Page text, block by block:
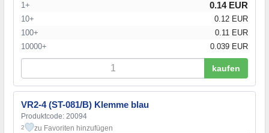
1+ 0.14 EUR
10+
0.12 EUR
100+
0.11 EUR
10000+
0.039 EUR
kaufen
VR2-4 (ST-081/B) Klemme blau
Produktcode: 20094
2 zu Favoriten hinzufügen